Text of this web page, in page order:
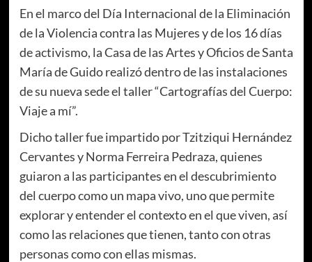
En el marco del Día Internacional de la Eliminación
de la Violencia contra las Mujeres y de los 16 días
de activismo, la Casa de las Artes y Oficios de Santa
María de Guido realizó dentro de las instalaciones
de su nueva sede el taller “Cartografías del Cuerpo:
Viaje a mí”.
Dicho taller fue impartido por Tzitziqui Hernández
Cervantes y Norma Ferreira Pedraza, quienes
guiaron a las participantes en el descubrimiento
del cuerpo como un mapa vivo, uno que permite
explorar y entender el contexto en el que viven, así
como las relaciones que tienen, tanto con otras
personas como con ellas mismas.